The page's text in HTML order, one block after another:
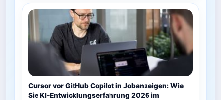
Cursor vor GitHub Copilot in Jobanzeigen: Wie
Sie KI-Entwicklungserfahrung 2026 im